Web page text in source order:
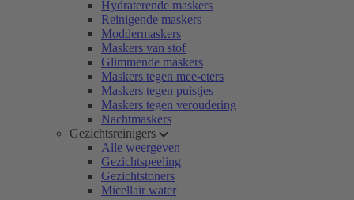
Hydraterende maskers
Reinigende maskers
Moddermaskers
Maskers van stof
Glimmende maskers
Maskers tegen mee-eters
Maskers tegen puistjes
Maskers tegen veroudering
Nachtmaskers
Gezichtsreinigers
Alle weergeven
Gezichtspeeling
Gezichtstoners
Micellair water